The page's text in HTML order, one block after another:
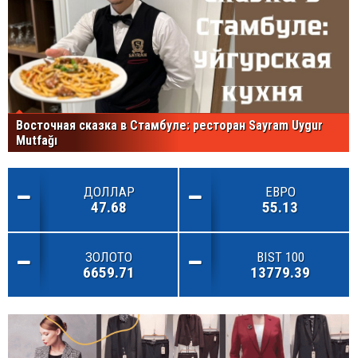
Восточная сказка в Стамбуле: ресторан Sayram Uygur
Mutfağı
ДОЛЛАР
47.68
ЕВРО
55.13
ЗОЛОТО
6659.71
BIST 100
13779.39